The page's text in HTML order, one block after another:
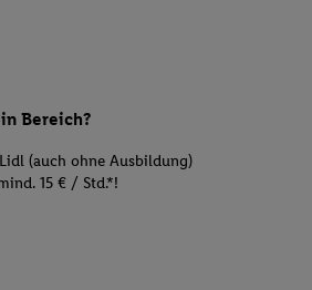
Bereich?
(auch ohne Ausbildung)
15 € / Std.*!